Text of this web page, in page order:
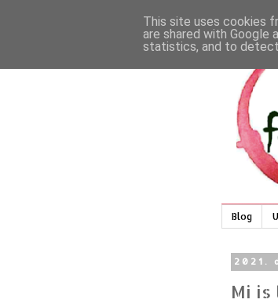
Blog
2021.
Mi is
This site uses cookies
are shared with Google
statistics, and to detect